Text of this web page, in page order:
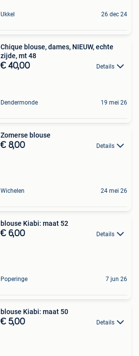
Ukkel 26 dec 24
Chique blouse, dames, NIEUW, echte
zijde, mt 48
€ 40,00 Details
Dendermonde 19 mei 26
Zomerse blouse
€ 8,00 Details
Wichelen 24 mei 26
blouse Kiabi: maat 52
€ 6,00 Details
Poperinge 7 jun 26
blouse Kiabi: maat 50
€ 5,00 Details